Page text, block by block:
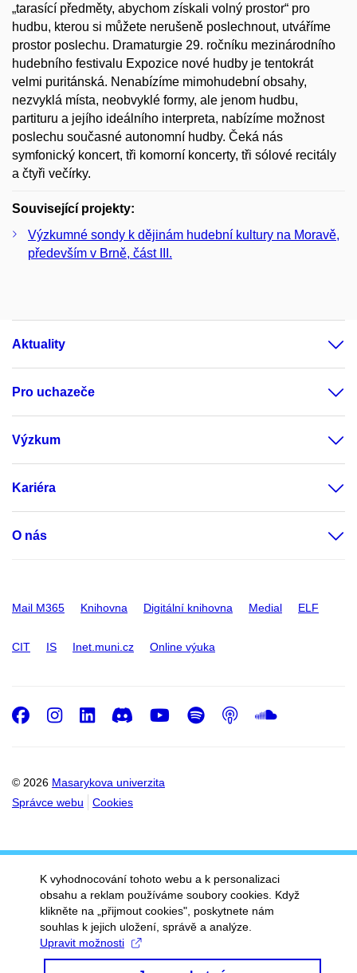
„tarasící předměty, abychom získali volný prostor“ pro
hudbu, kterou si můžete nerušeně poslechnout, utváříme
prostor poslechu. Dramaturgie 29. ročníku mezinárodního
hudebního festivalu Expozice nové hudby je tentokrát
velmi puritánská. Nenabízíme mimohudební obsahy,
nezvyklá místa, neobvyklé formy, ale jenom hudbu,
partituru a jejího ideálního interpreta, nabízíme možnost
poslechu současné autonomní hudby. Čeká nás
symfonický koncert, tři komorní koncerty, tři sólové recitály
a čtyři večírky.
Související projekty:
Výzkumné sondy k dějinám hudební kultury na Moravě,
především v Brně, část III.
Aktuality
Pro uchazeče
Výzkum
Kariéra
O nás
Mail M365 Knihovna Digitální knihovna Medial ELF
CIT IS Inet.muni.cz Online výuka
© 2026 Masarykova univerzita
Správce webu
Cookies
Facebook
Instagram
LinkedIn
DiscordYoutube
Spotify
Podcast
K vyhodnocování tohoto webu a k personalizaci
obsahu a reklam používáme soubory cookies. Když
klikněte na „přijmout cookies", poskytnete nám
souhlas k jejich uložení, správě a analýze.
Upravit možnosti